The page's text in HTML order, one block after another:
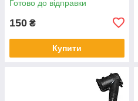
Готово до відправки
150 ₴
Купити